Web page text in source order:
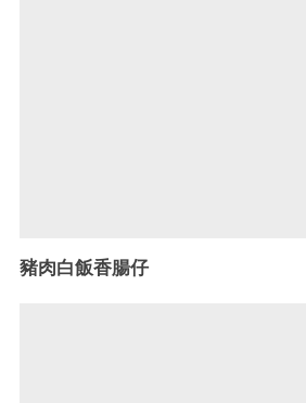
豬肉白飯香腸仔